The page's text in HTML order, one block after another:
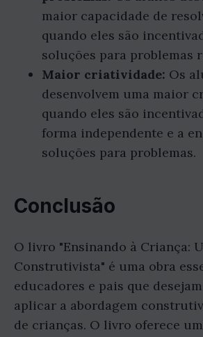
maior capacidade de
quando eles são
soluções para problemas
Maior criatividade: Os
desenvolvem uma maior
quando eles são
forma independente e a
soluções para problemas.
Conclusão
O livro "Ensinando à Criança:
Construtivista" é uma obra
educadores e pais que
aplicar a abordagem
de crianças. O livro oferece